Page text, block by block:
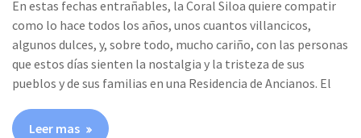
En estas fechas entrañables, la Coral Siloa quiere compatir
como lo hace todos los años, unos cuantos villancicos,
algunos dulces, y, sobre todo, mucho cariño, con las personas
que estos días sienten la nostalgia y la tristeza de sus
pueblos y de sus familias en una Residencia de Ancianos. El
Leer mas